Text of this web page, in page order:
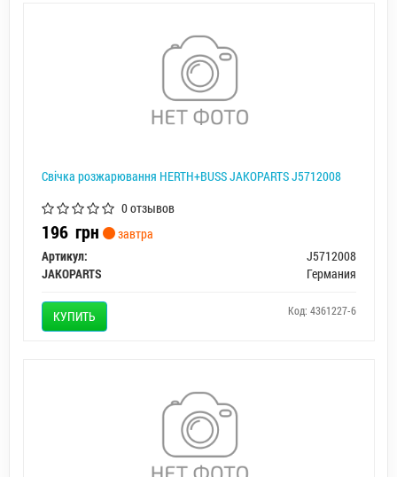
Свічка розжарювання HERTH+BUSS JAKOPARTS J5712008
0 отзывов
196 грн
завтра
Артикул:
J5712008
JAKOPARTS
Германия
КУПИТЬ Код: 4361227-6